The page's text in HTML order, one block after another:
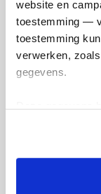
website en
toestemming —
toestemming
verwerken,
gegevens.
tonen. Je kunt
intrekken via
lijst met cookies